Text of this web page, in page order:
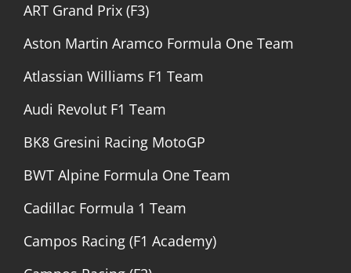
ART Grand Prix (F3)
Aston Martin Aramco Formula One Team
Atlassian Williams F1 Team
Audi Revolut F1 Team
BK8 Gresini Racing MotoGP
BWT Alpine Formula One Team
Cadillac Formula 1 Team
Campos Racing (F1 Academy)